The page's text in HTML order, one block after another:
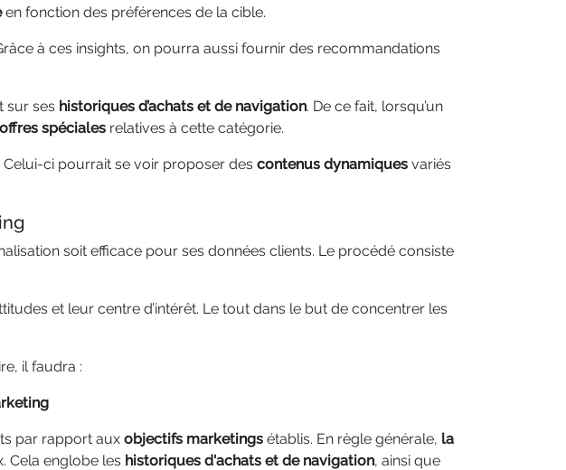
en fonction des préférences de la cible.
à ces insights, on pourra aussi fournir des recommandations
sur ses historiques d’achats et de navigation. De ce fait, lorsqu’un
offres spéciales relatives à cette catégorie.
ci pourrait se voir proposer des contenus dynamiques variés
soit efficace pour ses données clients. Le procédé consiste
et leur centre d’intérêt. Le tout dans le but de concentrer les
il faudra :
par rapport aux objectifs marketings établis. En règle générale, la
Cela englobe les historiques d'achats et de navigation, ainsi que